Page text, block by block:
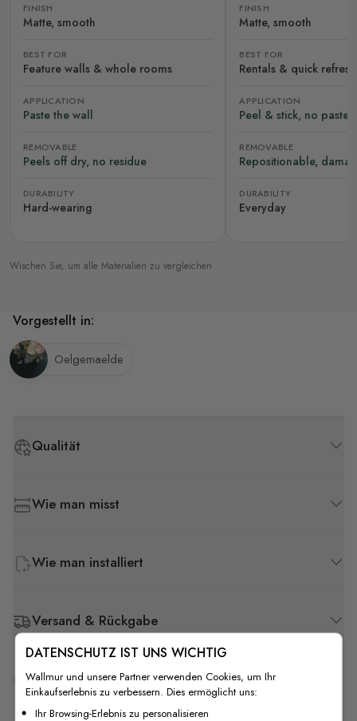
FINISH
Matte, smooth
BEST FOR
Feature walls & whole rooms
APPLICATION
Paste the wall
REMOVABLE
Peels off dry, no residue
DURABILITY
Hard-wearing
FINISH
Matte, smooth
BEST FOR
Rentals & quick
APPLICATION
Peel & stick, no paste
REMOVABLE
Repositionable,
DURABILITY
Everyday
Wischen Sie, um alle Materialien zu vergleichen
Qualität
Wie man misst
Wie man installiert
Versand & Rückgabe
F.A.Q
Vorgestellt in:
Oelgemaelde
DATENSCHUTZ IST UNS WICHTIG
Wallmur und unsere Partner verwenden Cookies, um Ihr
Einkaufserlebnis zu verbessern. Dies ermöglicht uns:
Ihr Browsing-Erlebnis zu personalisieren